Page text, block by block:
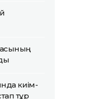
киім-
тұр